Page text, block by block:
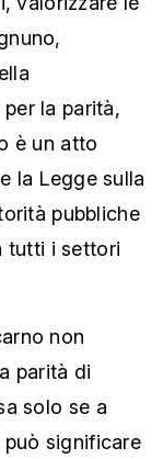
la parità,
è un atto
la Legge sulla
pubbliche
tutti i settori
non
parità di
solo se a
significare